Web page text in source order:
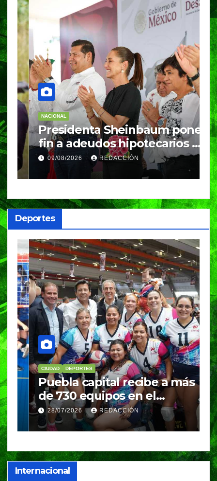
NACIONAL
Presidenta Sheinbaum pone
fin a adeudos hipotecarios y
entrega vivienda digna a
familias poblanas
09/08/2026 REDACCIÓN
Deportes
CIUDAD DEPORTES
Puebla capital recibe a más
de 730 equipos en el
Festival Máster de Voleibol
28/07/2026 REDACCIÓN
Internacional